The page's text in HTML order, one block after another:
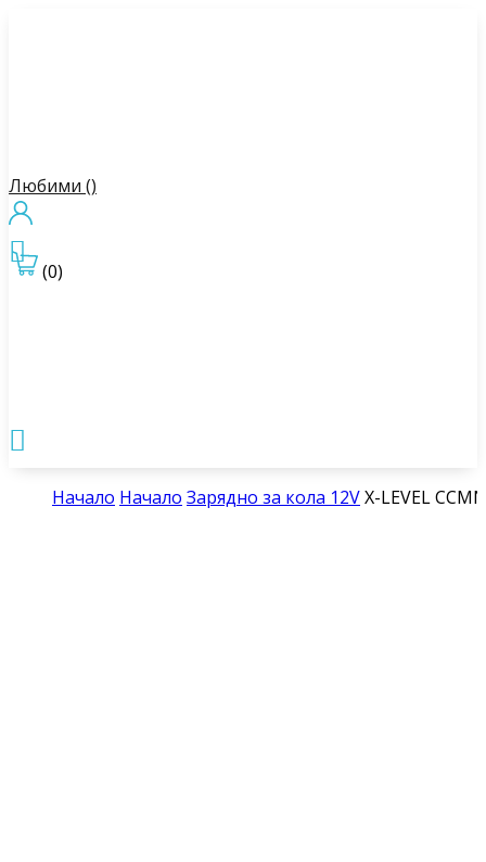
Любими ()
(0)


Начало Начало Зарядно за кола 12VX-LEVEL